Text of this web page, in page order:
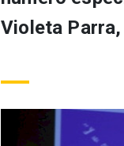
Violeta